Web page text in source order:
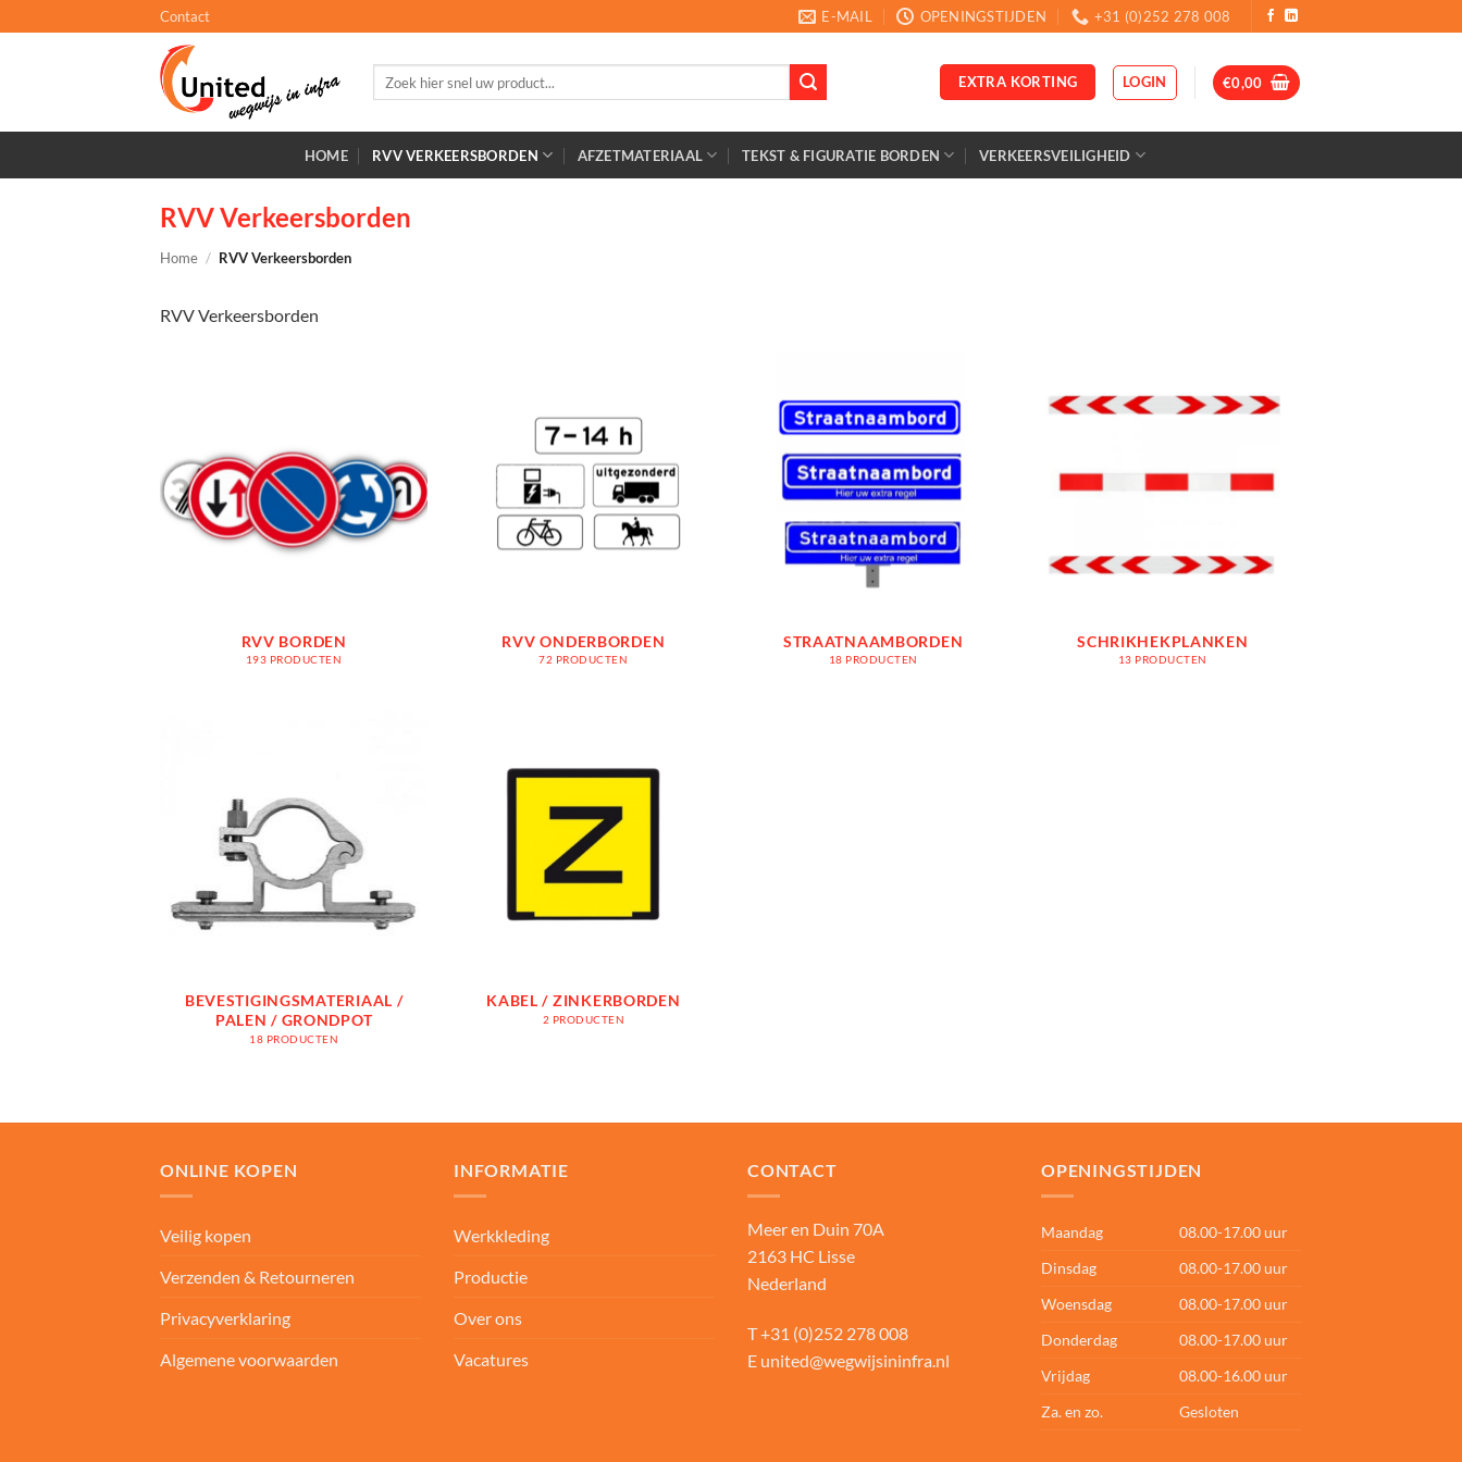
naar
Contact E-MAIL OPENINGSTIJDEN +31 (0)252 278 008
EXTRA KORTING LOGIN €0,00
HOME RVV VERKEERSBORDEN AFZETMATERIAAL TEKST & FIGURATIE BORDEN VERKEERSVEILIGHEID
RVV Verkeersborden
Home / RVV Verkeersborden
RVV Verkeersborden
RVV BORDEN
193 PRODUCTEN
RVV ONDERBORDEN
72 PRODUCTEN
STRAATNAAMBORDEN
18 PRODUCTEN
SCHRIKHEKPLANKEN
13 PRODUCTEN
BEVESTIGINGSMATERIAAL /
PALEN / GRONDPOT
18 PRODUCTEN
KABEL / ZINKERBORDEN
2 PRODUCTEN
ONLINE KOPEN
Veilig kopen
Verzenden & Retourneren
Privacyverklaring
Algemene voorwaarden
INFORMATIE
Werkkleding
Productie
Over ons
Vacatures
CONTACT
Meer en Duin 70A
2163 HC Lisse
Nederland
T+31 (0)252 278 008
E united@wegwijsininfra.nl
OPENINGSTIJDEN
Maandag
08.00-17.00 uur
Dinsdag
08.00-17.00 uur
Woensdag
08.00-17.00 uur
Donderdag
08.00-17.00 uur
Vrijdag
08.00-16.00 uur
Za. en zo.
Gesloten